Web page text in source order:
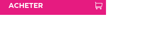
ACHETER